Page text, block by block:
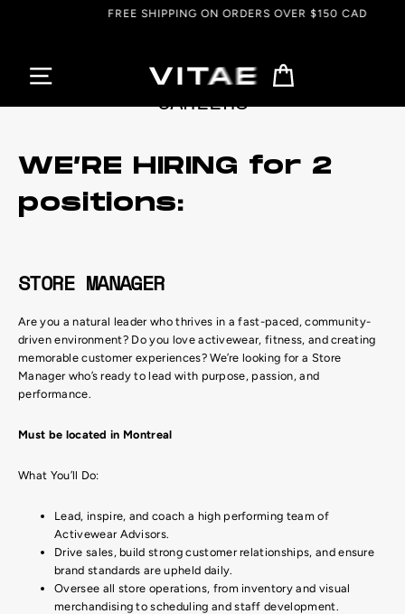
FREE SHIPPING ON ORDERS OVER $150 CAD
CAREERS
WE’RE HIRING for 2
positions:
STORE MANAGER
Are you a natural leader who thrives in a fast-paced, community-
driven environment? Do you love activewear, fitness, and creating
memorable customer experiences? We’re looking for a Store
Manager who’s ready to lead with purpose, passion, and
performance.
Must be located in Montreal
What You’ll Do:
Lead, inspire, and coach a high performing team of
Activewear Advisors.
Drive sales, build strong customer relationships, and ensure
brand standards are upheld daily.
Oversee all store operations, from inventory and visual
merchandising to scheduling and staff development.